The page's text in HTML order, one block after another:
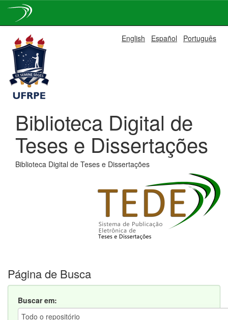
navigation
English Español Português
Biblioteca Digital de
Teses e Dissertações
Biblioteca Digital de Teses e Dissertações
Página de Busca
Buscar em: